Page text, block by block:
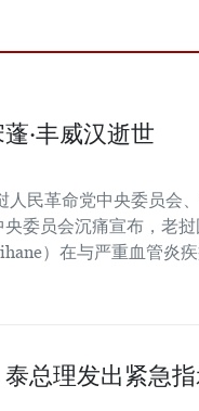
·丰威汉逝世
民革命党中央委员会
委员会沉痛宣布，老挝
）在与严重血管炎
总理发出紧急